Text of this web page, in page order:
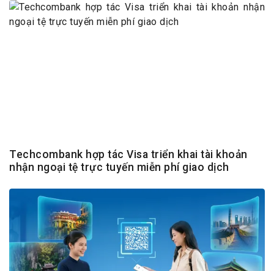
Techcombank hợp tác Visa triển khai tài khoản
nhận ngoại tệ trực tuyến miễn phí giao dịch